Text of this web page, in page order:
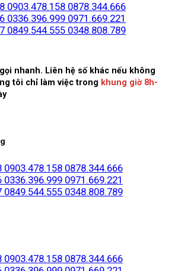
0903.478.158 0878.344.666
0336.396.999 0971.669.221
0849.544.555 0348.808.789
nhanh. Liên hệ số khác nếu không
tôi chỉ làm việc trong khung giờ 8h-
0903.478.158 0878.344.666
0336.396.999 0971.669.221
0849.544.555 0348.808.789
0903.478.158 0878.344.666